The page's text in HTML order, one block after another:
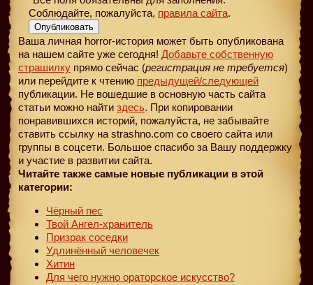
Соблюдайте, пожалуйста, правила сайта.
Опубликовать
Ваша личная horror-история может быть опубликована
на нашем сайте уже сегодня! Добавьте собственную
страшилку прямо сейчас (регистрация не требуется)
или перейдите к чтению предыдущей/следующей
публикации. Не вошедшие в основную часть сайта
статьи можно найти здесь. При копировании
понравившихся историй, пожалуйста, не забывайте
ставить ссылку на strashno.com со своего сайта или
группы в соцсети. Большое спасибо за Вашу поддержку
и участие в развитии сайта.
Читайте также самые новые публикации в этой
категории:
Чёрный пес
Твой Ангел-хранитель
Призрак соседки
Удлинённый человечек
Хитин
Для чего нужно ораторское искусство?